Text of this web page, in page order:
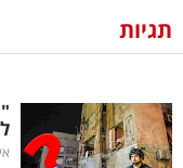
וצרכנות
דיגיטל
וטק
תגיות